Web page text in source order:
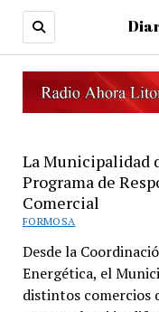
La Municipalidad
Programa de
Comercial
FORMOSA
Desde la
Energética, el
distintos comercios